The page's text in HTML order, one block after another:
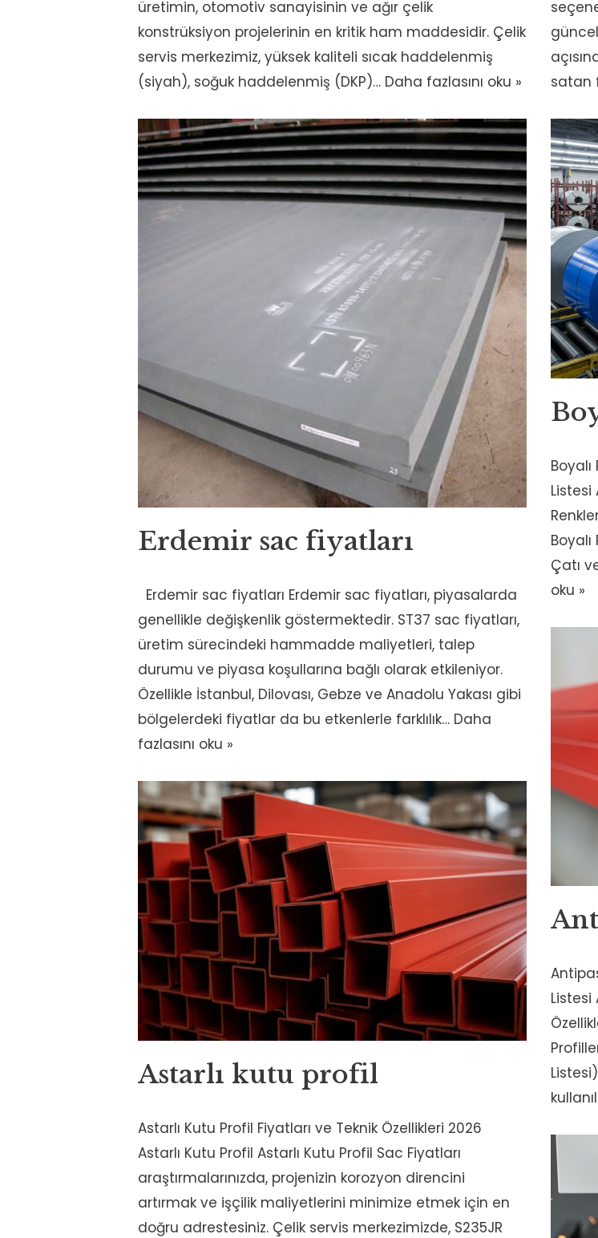
üretimin, otomotiv sanayisinin ve ağır çelik
konstrüksiyon projelerinin en kritik ham maddesidir. Çelik
servis merkezimiz, yüksek kaliteli sıcak haddelenmiş
(siyah), soğuk haddelenmiş (DKP)… Daha fazlasını oku »
satan
Erdemir sac fiyatları
Erdemir sac fiyatları Erdemir sac fiyatları, piyasalarda
genellikle değişkenlik göstermektedir. ST37 sac fiyatları,
üretim sürecindeki hammadde maliyetleri, talep
durumu ve piyasa koşullarına bağlı olarak etkileniyor.
Özellikle İstanbul, Dilovası, Gebze ve Anadolu Yakası gibi
bölgelerdeki fiyatlar da bu etkenlerle farklılık… Daha
fazlasını oku »
Çatı
oku »
Listesi
Astarlı kutu profil
Astarlı Kutu Profil Fiyatları ve Teknik Özellikleri 2026
Astarlı Kutu Profil Astarlı Kutu Profil Sac Fiyatları
araştırmalarınızda, projenizin korozyon direncini
artırmak ve işçilik maliyetlerini minimize etmek için en
doğru adrestesiniz. Çelik servis merkezimizde, S235JR